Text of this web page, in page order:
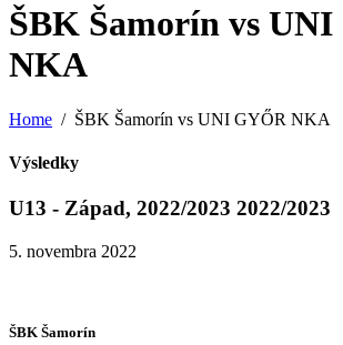
ŠBK Šamorín vs
NKA
Home ŠBK Šamorín vs UNI GYŐR NKA
Výsledky
U13 - Západ, 2022/2023 2022/2023
5. novembra 2022
ŠBK Šamorín